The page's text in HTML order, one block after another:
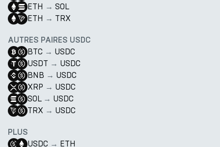
ETH → SOL
ETH → TRX
AUTRES PAIRES USDC
BTC → USDC
USDT → USDC
BNB → USDC
XRP → USDC
SOL → USDC
TRX → USDC
PLUS
USDC → ETH